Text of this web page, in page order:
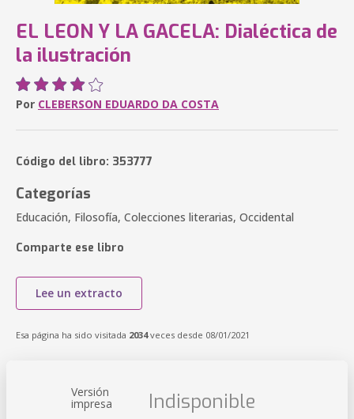
EL LEON Y LA GACELA: Dialéctica de
la ilustración
Por CLEBERSON EDUARDO DA COSTA
Código del libro: 353777
Categorías
Educación, Filosofía, Colecciones literarias, Occidental
Comparte ese libro
Lee un extracto
Esa página ha sido visitada 2034veces desde 08/01/2021
Versión
impresa Indisponible